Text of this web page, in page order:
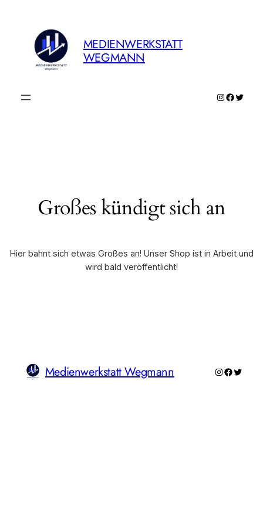
MEDIENWERKSTATT
WEGMANN
Instagram
Großes kündigt sich an
Hier bahnt sich etwas Großes an! Unser Shop ist in Arbeit und
wird bald veröffentlicht!
Medienwerkstatt Wegmann Instagram